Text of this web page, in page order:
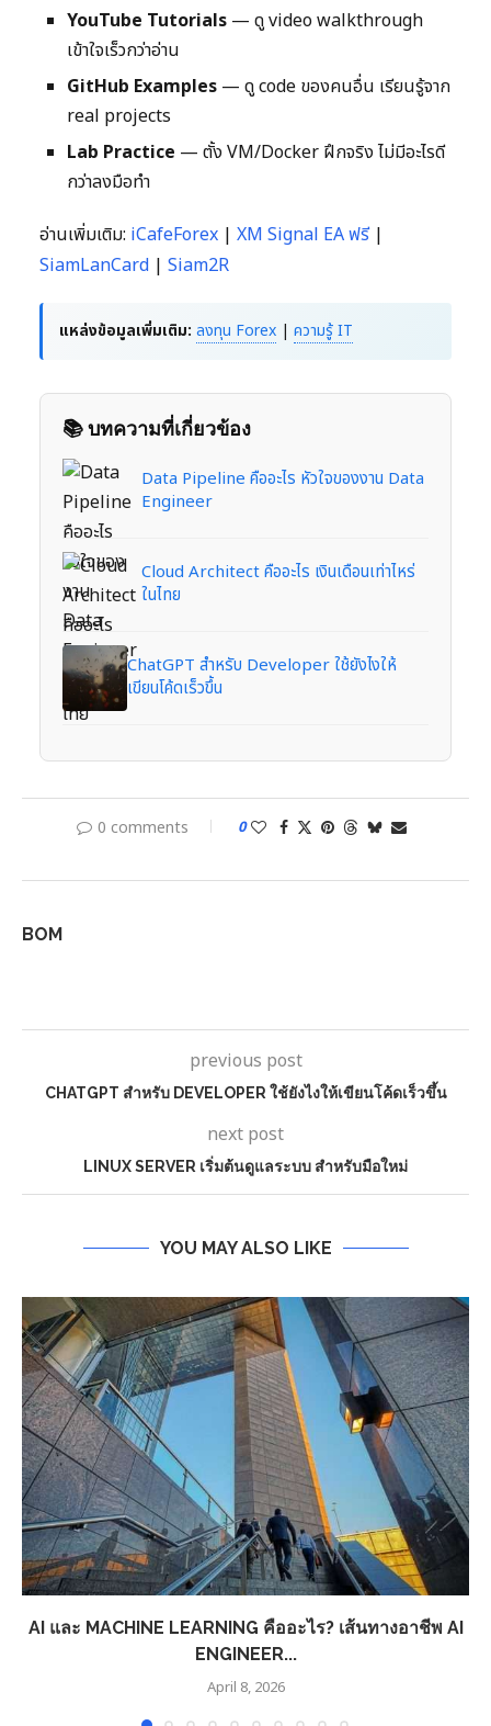
YouTube Tutorials — ดู video walkthrough
เข้าใจเร็วกว่าอ่าน
GitHub Examples — ดู code ของคนอื่น เรียนรู้จาก
real projects
Lab Practice — ตั้ง VM/Docker ฝึกจริง ไม่มีอะไรดี
กว่าลงมือทำ
อ่านเพิ่มเติม: iCafeForex | XM Signal EA ฟรี|
SiamLanCard | Siam2R
แหล่งข้อมูลเพิ่มเติม: ลงทุน Forex | ความรู้ IT
📚 บทความที่เกี่ยวข้อง
Data Pipeline คืออะไร หัวใจของงาน Data
Engineer
Cloud Architect คืออะไร เงินเดือนเท่าไหร่
ในไทย
ChatGPT สำหรับ Developer ใช้ยังไงให้
เขียนโค้ดเร็วขึ้น
0 comments 0
BOM
previous post
CHATGPT สำหรับ DEVELOPER ใช้ยังไงให้เขียนโค้ดเร็วขึ้น
next post
LINUX SERVER เริ่มต้นดูแลระบบ สำหรับมือใหม่
YOU MAY ALSO LIKE
AI และ MACHINE LEARNING คืออะไร? เส้นทางอาชีพ AI
ENGINEER...
April 8, 2026